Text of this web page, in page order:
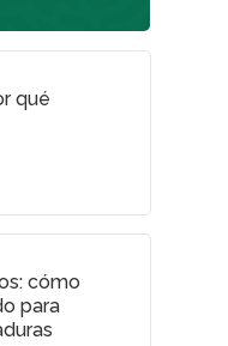
qué
cómo
para